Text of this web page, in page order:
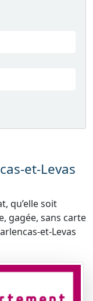
et-Levas
qu’elle soit
gagée, sans carte
et-Levas